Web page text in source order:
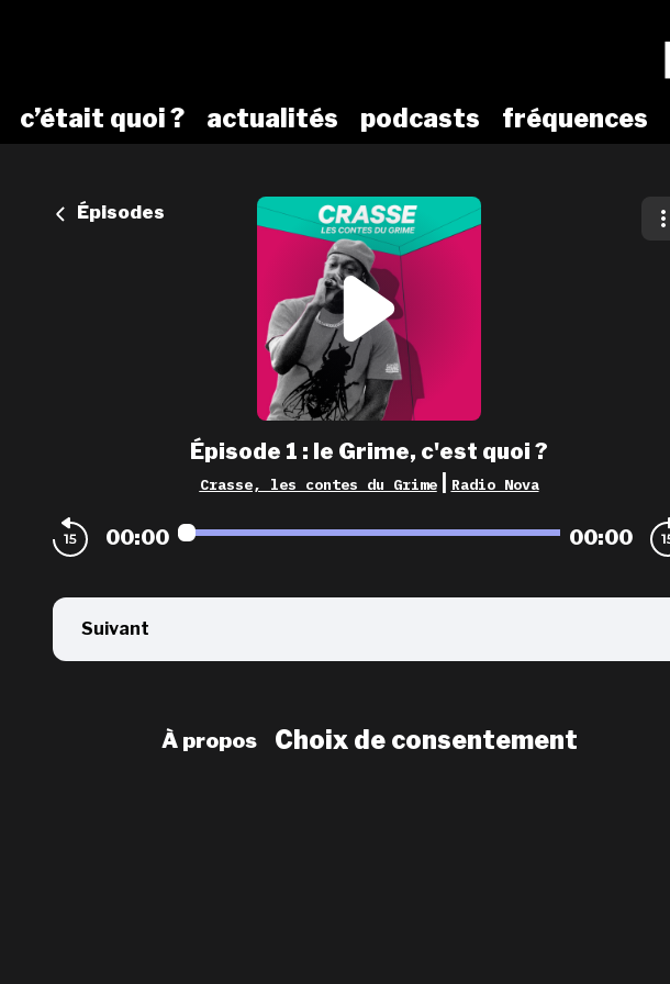
c’était quoi ? actualités podcasts fréquences
Épisodes
Épisode 1 : le Grime, c'est quoi ?
Crasse, les contes du Grime Radio Nova
00:00 00:00
Suivant
À propos Choix de consentement